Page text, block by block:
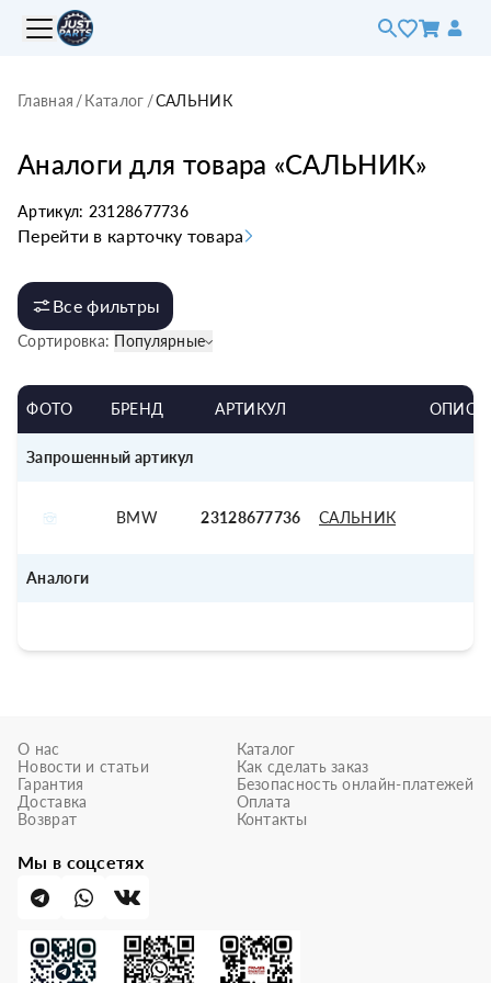
Главная /Каталог /САЛЬНИК
Аналоги для товара «САЛЬНИК»
Артикул: 23128677736
Перейти в карточку товара
Все фильтры
Сортировка: Популярные
ФОТО БРЕНД АРТИКУЛ
Запрошенный артикул
BMW 23128677736 САЛЬНИК
Аналоги
О нас
Новости и статьи
Гарантия
Доставка
Возврат
Каталог
Как сделать заказ
Безопасность онлайн-платежей
Оплата
Контакты
Мы в соцсетях